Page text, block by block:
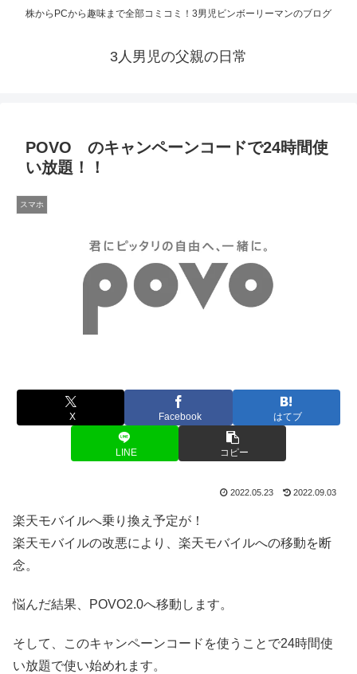
株からPCから趣味まで全部コミコミ！3男児ビンボーリーマンのブログ
3人男児の父親の日常
POVO のキャンペーンコードで24時間使
い放題！！
スマホ
X Facebook はてブ
LINE コピー
2022.05.23 2022.09.03
楽天モバイルへ乗り換え予定が！
楽天モバイルの改悪により、楽天モバイルへの移動を断
念。
悩んだ結果、POVO2.0へ移動します。
そして、このキャンペーンコードを使うことで24時間使
い放題で使い始めれます。